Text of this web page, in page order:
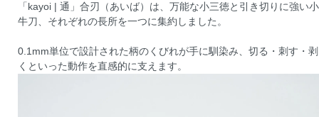
「kayoi | 通」合刃（あいば）は、万能な小三徳と引き切りに強い小
牛刀、それぞれの長所を一つに集約しました。
0.1mm単位で設計された柄のくびれが手に馴染み、切る・刺す・剥
くといった動作を直感的に支えます。